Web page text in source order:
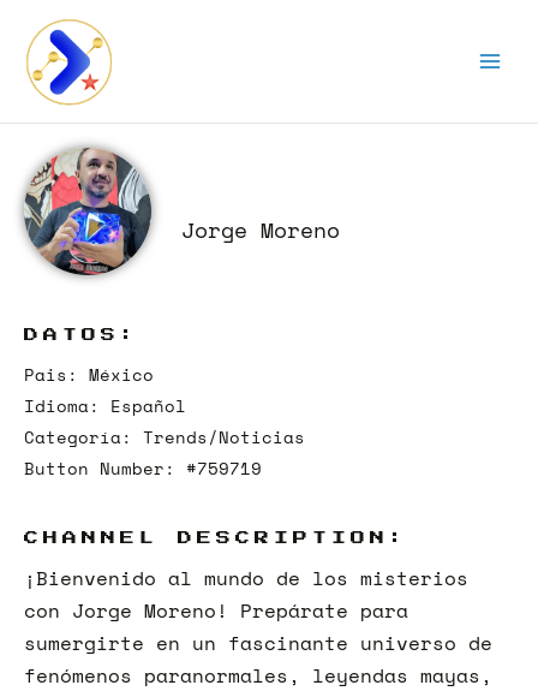
contenido
Jorge Moreno
DATOS:
Pais: México
Idioma: Español
Categoría: Trends/Noticias
Button Number: #759719
CHANNEL DESCRIPTION:
¡Bienvenido al mundo de los misterios
con Jorge Moreno! Prepárate para
sumergirte en un fascinante universo de
fenómenos paranormales, leyendas mayas,